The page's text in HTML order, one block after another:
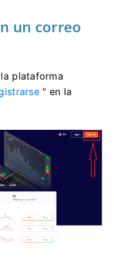
un correo
plataforma
" en la